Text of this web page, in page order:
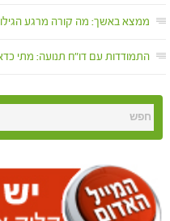
ממצא באשך: מה קורה מרגע
התמודדות עם דו"ח תנועה: מתי